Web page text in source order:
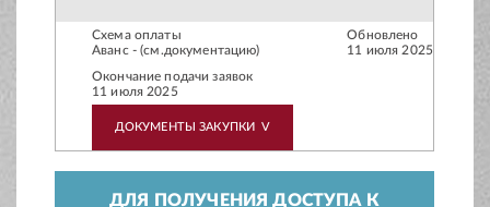
Схема оплаты
Аванс - (см.документацию)
Обновлено
11 июля 2025
Окончание подачи заявок
11 июля 2025
ДОКУМЕНТЫ ЗАКУПКИ V
ДЛЯ ПОЛУЧЕНИЯ ДОСТУПА К